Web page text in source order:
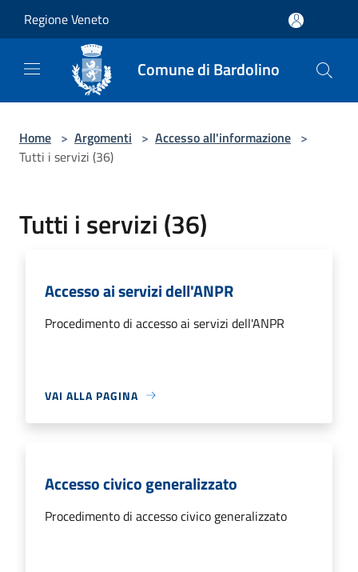
Regione Veneto
Comune di Bardolino
Home > Argomenti > Accesso all'informazione >
Tutti i servizi (36)
Tutti i servizi (36)
Accesso ai servizi dell'ANPR
Procedimento di accesso ai servizi dell'ANPR
VAI ALLA PAGINA
Accesso civico generalizzato
Procedimento di accesso civico generalizzato